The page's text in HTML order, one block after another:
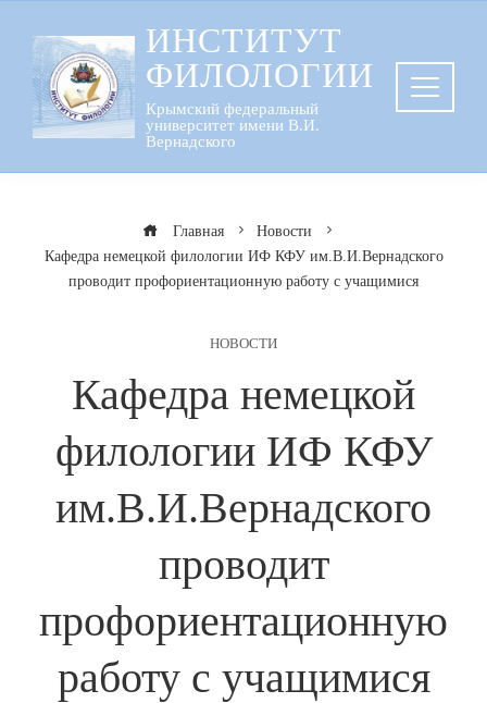
содержанию
ИНСТИТУТ
ФИЛОЛОГИИ
Крымский федеральный
университет имени В.И.
Вернадского
Главная
Новости
Кафедра немецкой филологии ИФ КФУ им.В.И.Вернадского
проводит профориентационную работу с учащимися
НОВОСТИ
Кафедра немецкой
филологии ИФ КФУ
им.В.И.Вернадского
проводит
профориентационную
работу с учащимися